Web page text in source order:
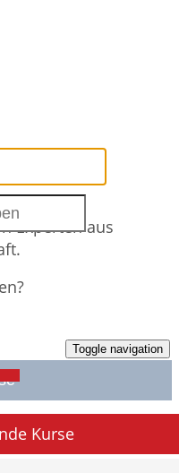
Toggle navigation
Experten aus
Kurse